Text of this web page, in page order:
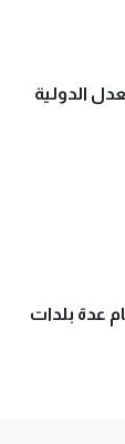
الدولية
عدة بلدات